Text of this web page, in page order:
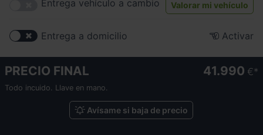
Entrega vehículo a cambio Valorar mi vehículo
Entrega a domicilio Activar
PRECIO FINAL 41.990 €
Todo incuido. Llave en mano.
Avísame si baja de precio